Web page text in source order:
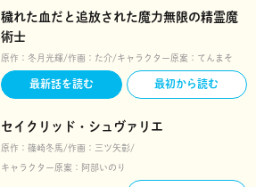
穢れた血だと追放された魔力無限の精霊魔
術士
原作： 冬月光輝 作画： た介 キャラクター原案： てんまそ
最新話を読む 最初から読む
セイクリッド・シュヴァリエ
原作： 篠崎冬馬 作画： 三ツ矢彰
キャラクター原案： 阿部いのり